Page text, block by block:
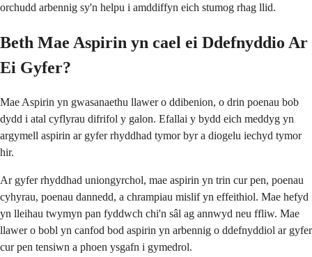
orchudd arbennig sy'n helpu i amddiffyn eich stumog rhag llid.
Beth Mae Aspirin yn cael ei Ddefnyddio Ar
Ei Gyfer?
Mae Aspirin yn gwasanaethu llawer o ddibenion, o drin poenau bob
dydd i atal cyflyrau difrifol y galon. Efallai y bydd eich meddyg yn
argymell aspirin ar gyfer rhyddhad tymor byr a diogelu iechyd tymor
hir.
Ar gyfer rhyddhad uniongyrchol, mae aspirin yn trin cur pen, poenau
cyhyrau, poenau dannedd, a chrampiau mislif yn effeithiol. Mae hefyd
yn lleihau twymyn pan fyddwch chi'n sâl ag annwyd neu ffliw. Mae
llawer o bobl yn canfod bod aspirin yn arbennig o ddefnyddiol ar gyfer
cur pen tensiwn a phoen ysgafn i gymedrol.